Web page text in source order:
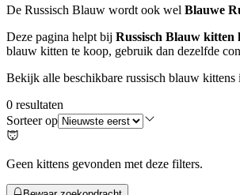
De Russisch Blauw wordt ook wel Blauwe
Deze pagina helpt bij Russisch Blauw kitten
blauw kitten te koop, gebruik dan dezelfde
Bekijk alle beschikbare russisch blauw kittens
0 resultaten
Sorteer op
Geen kittens gevonden met deze filters.